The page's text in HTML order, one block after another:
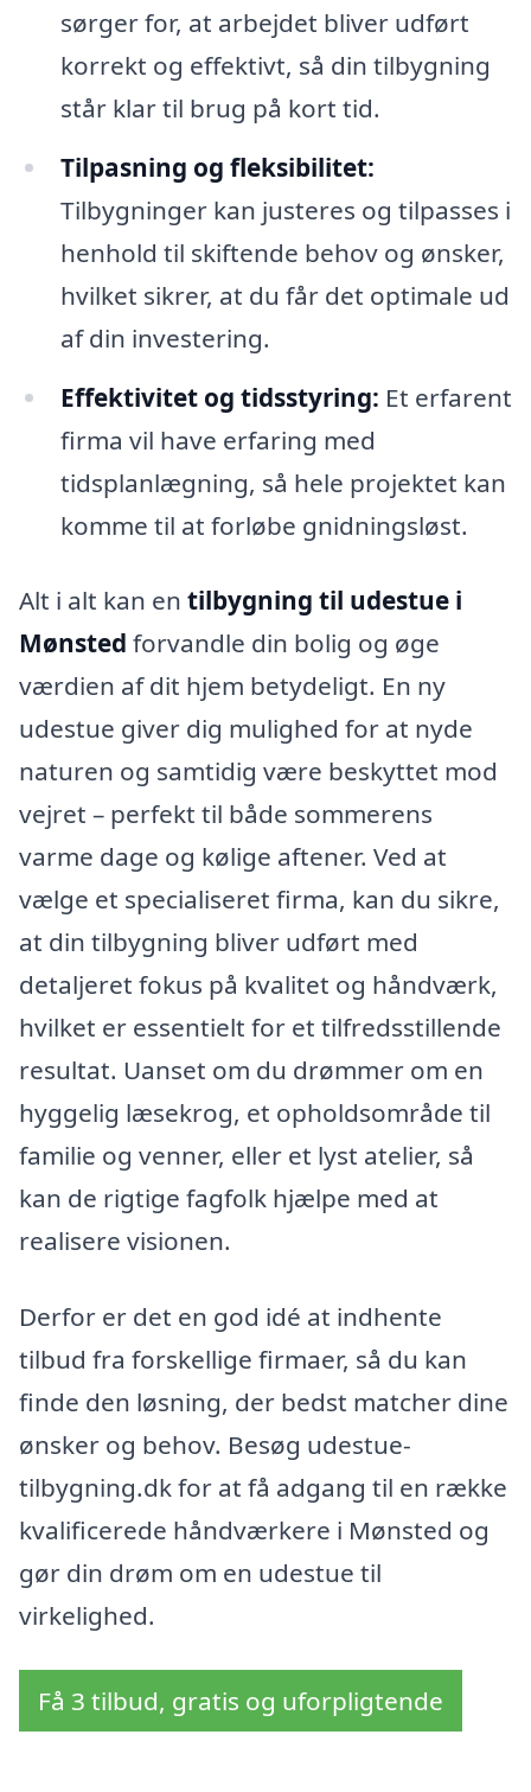
sørger for, at arbejdet bliver udført
korrekt og effektivt, så din tilbygning
står klar til brug på kort tid.
Tilpasning og fleksibilitet:
Tilbygninger kan justeres og tilpasses i
henhold til skiftende behov og ønsker,
hvilket sikrer, at du får det optimale ud
af din investering.
Effektivitet og tidsstyring: Et erfarent
firma vil have erfaring med
tidsplanlægning, så hele projektet kan
komme til at forløbe gnidningsløst.
Alt i alt kan en tilbygning til udestue i
Mønsted forvandle din bolig og øge
værdien af dit hjem betydeligt. En ny
udestue giver dig mulighed for at nyde
naturen og samtidig være beskyttet mod
vejret – perfekt til både sommerens
varme dage og kølige aftener. Ved at
vælge et specialiseret firma, kan du sikre,
at din tilbygning bliver udført med
detaljeret fokus på kvalitet og håndværk,
hvilket er essentielt for et tilfredsstillende
resultat. Uanset om du drømmer om en
hyggelig læsekrog, et opholdsområde til
familie og venner, eller et lyst atelier, så
kan de rigtige fagfolk hjælpe med at
realisere visionen.
Derfor er det en god idé at indhente
tilbud fra forskellige firmaer, så du kan
finde den løsning, der bedst matcher dine
ønsker og behov. Besøg udestue-
tilbygning.dk for at få adgang til en række
kvalificerede håndværkere i Mønsted og
gør din drøm om en udestue til
virkelighed.
Få 3 tilbud, gratis og uforpligtende